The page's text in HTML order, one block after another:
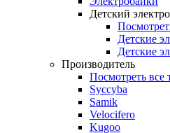
Детский
Детские
Детские
Производитель
Посмотреть все
Syccyba
Samik
Velocifero
Kugoo